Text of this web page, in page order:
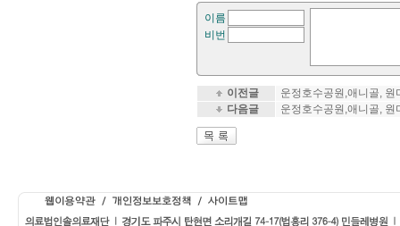
이름
비번
이전글
운정호수공원,애니골,
다음글
운정호수공원,애니골,